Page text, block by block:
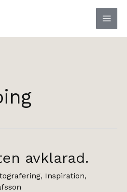
avklarad.
, Inspiration,